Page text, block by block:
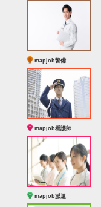
mapjob警備
mapjob看護師
mapjob派遣